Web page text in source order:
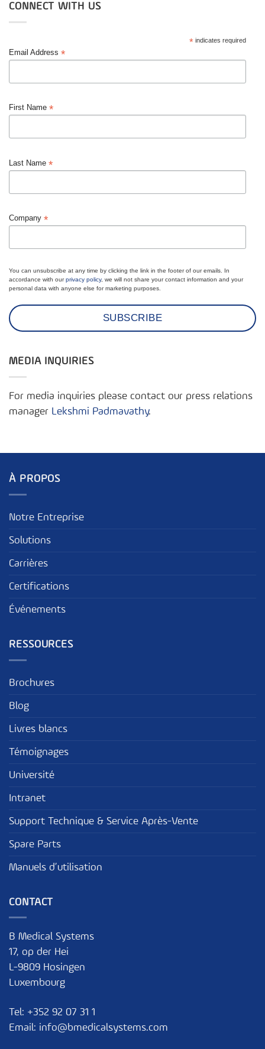
CONNECT WITH US
* indicates required
Email Address *
First Name *
Last Name *
Company *
You can unsubscribe at any time by clicking the link in the footer of our emails. In
accordance with ourprivacy policy, we will not share your contact information and your
personal data with anyone else for marketing purposes.
MEDIA INQUIRIES
For media inquiries please contact our press relations
manager Lekshmi Padmavathy.
À PROPOS
Notre Entreprise
Solutions
Carrières
Certifications
Événements
RESSOURCES
Brochures
Blog
Livres blancs
Témoignages
Université
Intranet
Support Technique & Service Après-Vente
Spare Parts
Manuels d’utilisation
CONTACT
B Medical Systems
17, op der Hei
L-9809 Hosingen
Luxembourg
Tel: +352 92 07 31 1
Email: info@bmedicalsystems.com